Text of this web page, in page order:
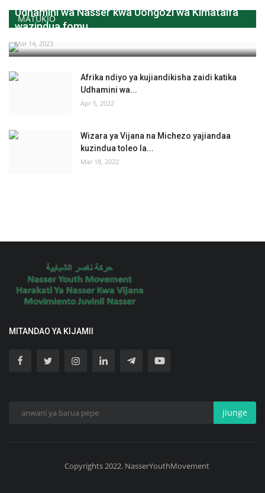
MATUKIO
Udhamini wa Nasser kwa Uongozi wa Kimataifa
wazindua fomu...
Mar 14, 2023
Afrika ndiyo ya kujiandikisha zaidi katika
Udhamini wa...
Apr 5, 2022
Wizara ya Vijana na Michezo yajiandaa
kuzindua toleo la...
Mar 18, 2022
MITANDAO YA KIJAMII
jiunge
Copyrights 2022. NasserYouthMovement